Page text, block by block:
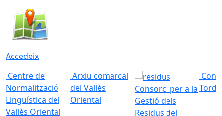
Accedeix
Centre de
Normalització
Lingüística del
Vallès Oriental
Arxiu comarcal
del Vallès
Oriental
Consorci per a la
Gestió dels
Residus del